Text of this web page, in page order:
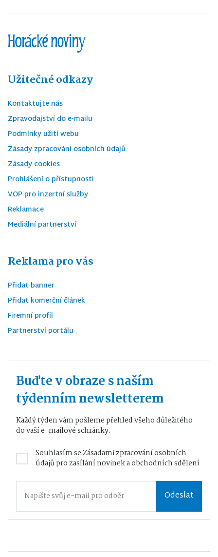
Užitečné odkazy
Kontaktujte nás
Zpravodajství do e-mailu
Podmínky užití webu
Zásady zpracování osobních údajů
Zásady cookies
Prohlášení o přístupnosti
VOP pro inzertní služby
Reklamace
Mediální partnerství
Reklama pro vás
Přidat banner
Přidat komerční článek
Firemní profil
Partnerství portálu
Buďte v obraze s naším
týdenním newsletterem
Každý týden vám pošleme přehled všeho důležitého
do vaší e-mailové schránky.
Souhlasím seZásadami zpracování osobních
údajůpro zasílání novinek a obchodních sdělení
Odeslat